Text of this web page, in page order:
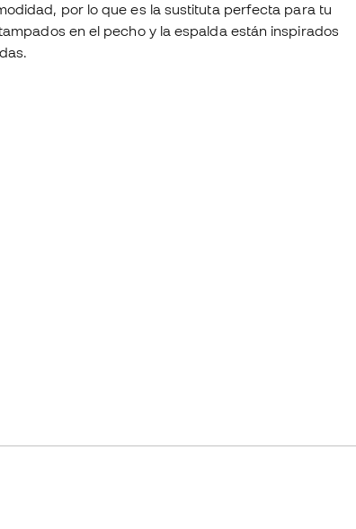
por lo que es la sustituta perfecta para tu
en el pecho y la espalda están inspirados